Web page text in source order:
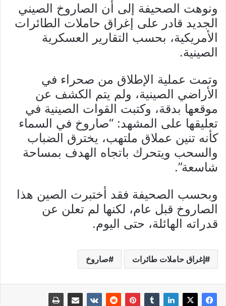
ونوهت الصحيفة إلى أن الصاروخ الصيني
الجديد قادر على إغراق حاملات الطائرات
الأمريكية، بحسب التقارير العسكرية
الصينية.
وتمت عملية الإطلاق من صحراء في
الأراضي الصينية، ولم يتم الكشف عن
موقعها بدقة، وكتبت القوات الصينية في
تعليقها على المشهد: “صاروخ في السماء
كأنه تنين عملاق ملتهب، يخترق الضباب
والسحب ويتحرك باتجاه الهدف بمساحة
شاسعة”.
وبحسب الصحيفة فقد أختبرت الصين هذا
الصاروخ قبل عام، لكنها لم تعلن عن
قدراته الهائلة، حتى اليوم.
إغراق حاملات طائرات صاروخ